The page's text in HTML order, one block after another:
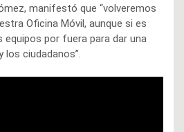
manifestó que “volveremos
Oficina Móvil, aunque si es
por fuera para dar una
los ciudadanos”.